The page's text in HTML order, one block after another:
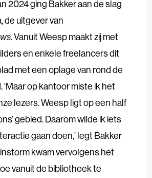
2024 ging Bakker aan de slag
de uitgever van
. Vanuit Weesp maakt zij met
en enkele freelancers dit
met een oplage van rond de
op kantoor miste ik het
lezers. Weesp ligt op een half
gebied. Daarom wilde ik iets
gaan doen,’ legt Bakker
kwam vervolgens het
vanuit de bibliotheek te